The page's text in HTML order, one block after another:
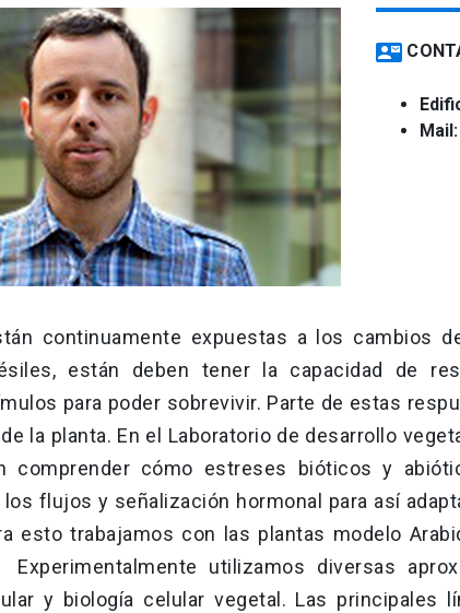
contact_mail
Mail:
continuamente expuestas a los cambios
están deben tener la capacidad de
para poder sobrevivir. Parte de estas
la planta. En el Laboratorio de desarrollo
comprender cómo estreses bióticos y
flujos y señalización hormonal para así
esto trabajamos con las plantas modelo
Experimentalmente utilizamos diversas
y biología celular vegetal. Las principales